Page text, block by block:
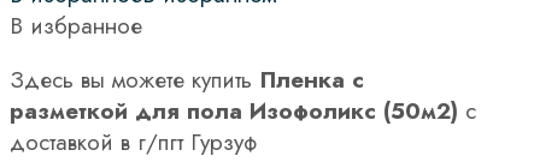
В избранное
Здесь вы можете купить Пленка с
разметкой для пола Изофоликс (50м2) с
доставкой в г/пгт Гурзуф